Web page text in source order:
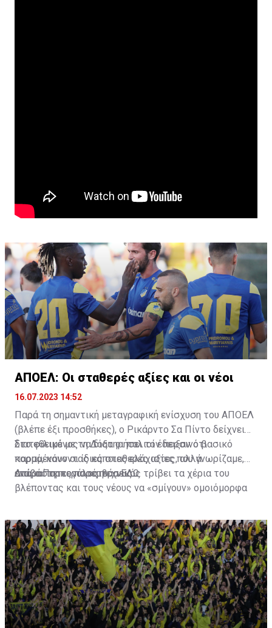
ΑΠΟΕΛ: Οι σταθερές αξίες και οι νέοι
16.07.2023 14:52
Παρά τη σημαντική μεταγραφική ενίσχυση του ΑΠΟΕΛ
(βλέπε έξι προσθήκες), ο Ρικάρντο Σα Πίντο δείχνει
διατεθειμένος να διατηρήσει τον περσινό βασικό
κορμό, κάνοντας κάποιες ελάχιστες, αλλά
απαραίτητες παρεμβάσεις.
Στο φιλικό με τη Δόξα οι παλιοί έδειξαν ότι
παραμένουν οι ίδιες σταθερές αξίες που γνωρίζαμε,
ενώ ο Πορτογάλος τεχνικός τρίβει τα χέρια του
βλέποντας και τους νέους να «σμίγουν» ομοιόμορφα
Διαβάστε περισσότεραΕΔΩ.